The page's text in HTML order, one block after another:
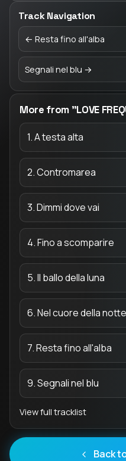
Track Navigation
← Resta fino all'alba
Segnali nel blu →
More from "LOVE
1. A testa alta
2. Contromarea
3. Dimmi dove vai
4. Fino a scomparire
5. Il ballo della luna
6. Nel cuore della notte
7. Resta fino all'alba
9. Segnali nel blu
View full tracklist
Back